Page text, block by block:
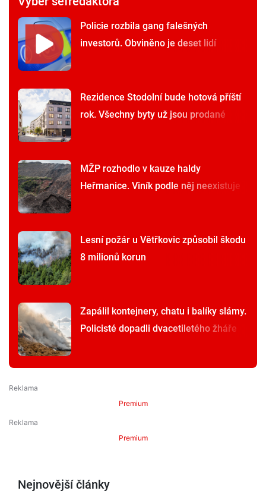
Policie rozbila gang falešných
investorů. Obviněno je deset lidí
Rezidence Stodolní bude hotová příští
rok. Všechny byty už jsou prodané
MŽP rozhodlo v kauze haldy
Heřmanice. Viník podle něj neexistuje
Lesní požár u Větřkovic způsobil škodu
8 milionů korun
Zapálil kontejnery, chatu i balíky slámy.
Policisté dopadli dvacetiletého žháře
Premium
Premium
Nejnovější články